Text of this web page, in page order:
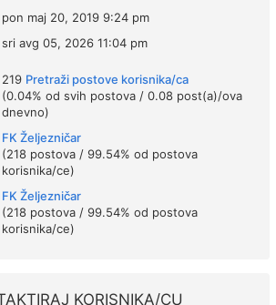
pon maj 20, 2019 9:24 pm
sri avg 05, 2026 11:04 pm
219 Pretraži postove korisnika/ca
(0.04% od svih postova / 0.08 post(a)/ova
dnevno)
FK Željezničar
(218 postova / 99.54% od postova
korisnika/ce)
FK Željezničar
(218 postova / 99.54% od postova
korisnika/ce)
KORISNIKA/CU